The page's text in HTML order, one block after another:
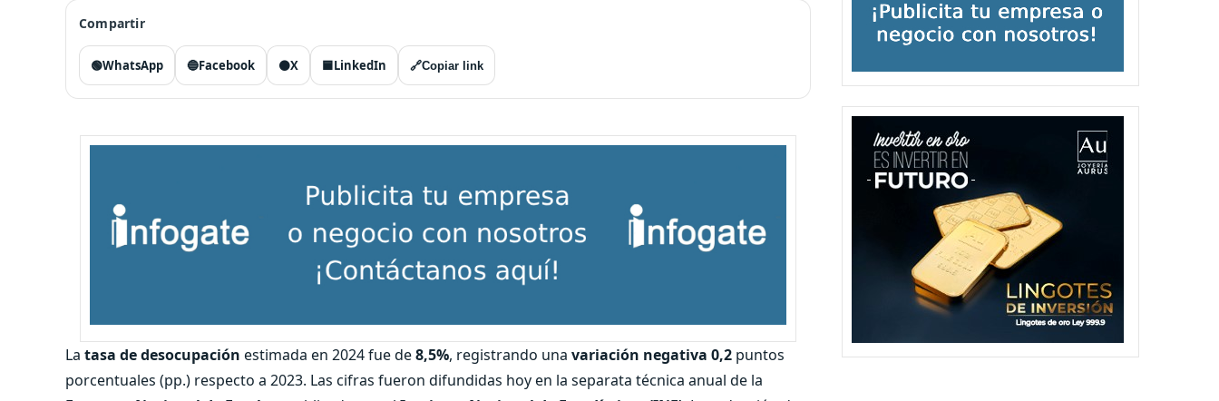
Compartir
🟢WhatsApp 🔵Facebook ⚫X 🟦LinkedIn 🔗Copiar link
La tasa de desocupación estimada en 2024 fue de8,5%, registrando una variación negativa 0,2 puntos
porcentuales (pp.) respecto a 2023. Las cifras fueron difundidas hoy en la separata técnica anual de la